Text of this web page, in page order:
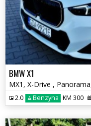
BMW X1
2.0 Benzyna KM 300